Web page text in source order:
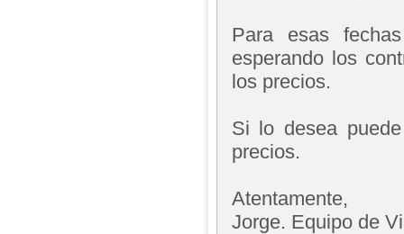
Para esas
esperando los
los precios.
Si lo desea
precios.
Atentamente,
Jorge. Equipo de